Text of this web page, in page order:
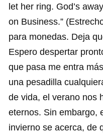
let her ring. God’s
on Business.”
para monedas. Deja
Espero despertar
que pasa me entra
una pesadilla
de vida, el verano nos
eternos. Sin embargo,
invierno se acerca, de